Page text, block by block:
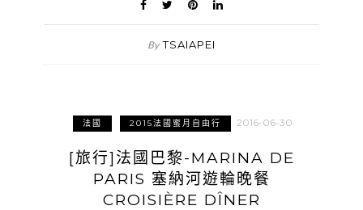
By TSAIAPEI
法國 2015法國蜜月自由行 2016-06-30
[旅行]法國巴黎-MARINA DE
PARIS 塞納河遊輪晚餐
CROISIÈRE DÎNER